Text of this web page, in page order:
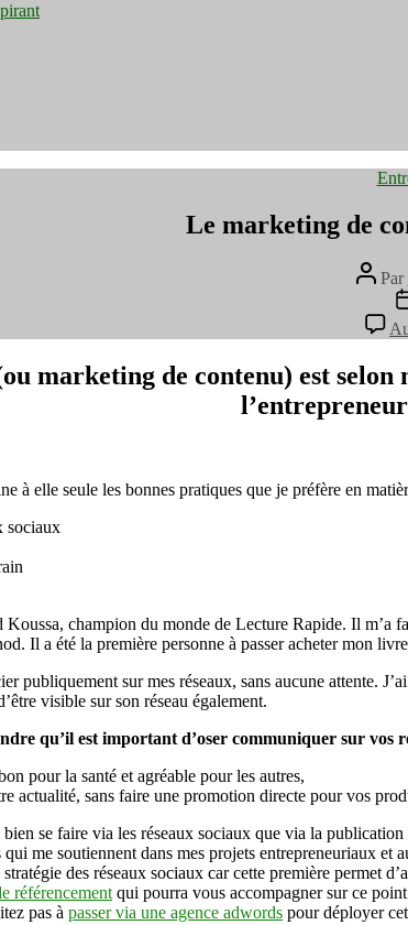
Le marketing de
Auteur
de
l’article
Par
marketing de contenu) est
à elle seule les bonnes pratiques que je préfère en
sociaux
champion du monde de Lecture Rapide. Il
Il a été la première personne à passer acheter mon
publiquement sur mes réseaux, sans aucune attente.
visible sur son réseau également.
qu’il est important d’oser communiquer sur
pour la santé et agréable pour les autres,
actualité, sans faire une promotion directe pour vos
se faire via les réseaux sociaux que via la
me soutiennent dans mes projets entrepreneuriaux
des réseaux sociaux car cette première permet
référencement qui pourra vous accompagner sur ce
pas à passer via une agence adwords pour déployer